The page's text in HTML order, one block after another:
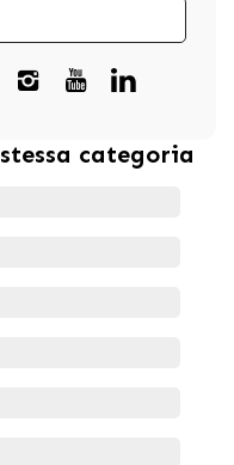
stessa categoria